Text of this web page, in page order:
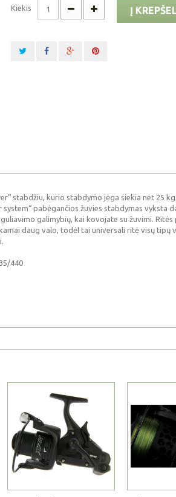
Kiekis Į
stabdžiu, kurio stabdymo jėga siekia net 25 kg.
pabėgančios žuvies stabdymas vyksta
galimybių, kai kovojate su žuvimi.
daug valo, todėl tai universali ritė visų tipų
440